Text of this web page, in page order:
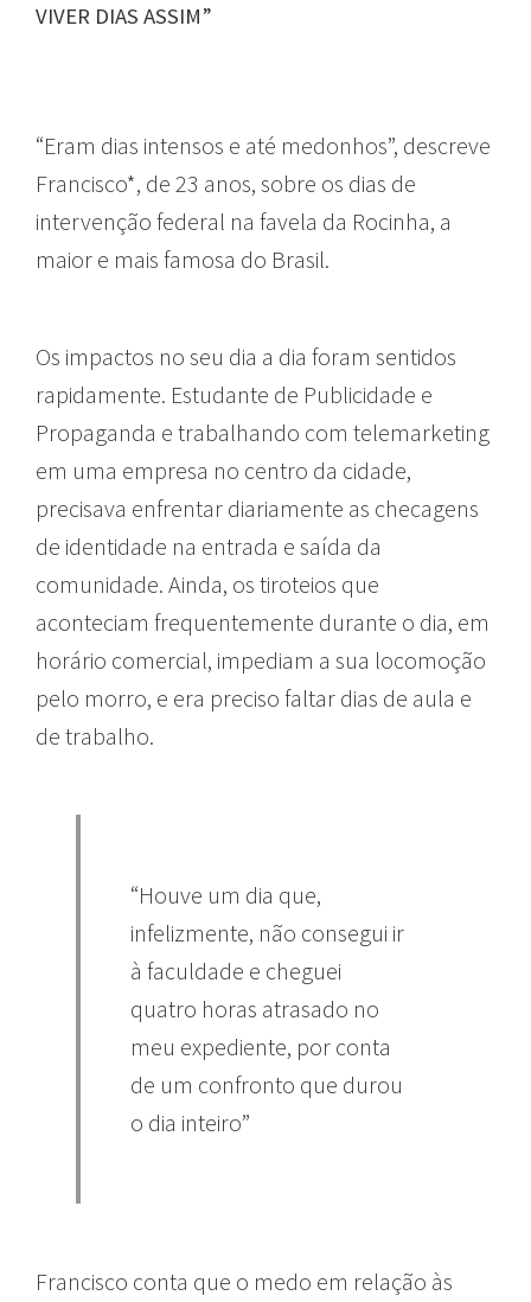
VIVER DIAS ASSIM”
“Eram dias intensos e até medonhos”, descreve
Francisco*, de 23 anos, sobre os dias de
intervenção federal na favela da Rocinha, a
maior e mais famosa do Brasil.
Os impactos no seu dia a dia foram sentidos
rapidamente. Estudante de Publicidade e
Propaganda e trabalhando com telemarketing
em uma empresa no centro da cidade,
precisava enfrentar diariamente as checagens
de identidade na entrada e saída da
comunidade. Ainda, os tiroteios que
aconteciam frequentemente durante o dia, em
horário comercial, impediam a sua locomoção
pelo morro, e era preciso faltar dias de aula e
de trabalho.
“Houve um dia que,
infelizmente, não consegui ir
à faculdade e cheguei
quatro horas atrasado no
meu expediente, por conta
de um confronto que durou
o dia inteiro”
Francisco conta que o medo em relação às